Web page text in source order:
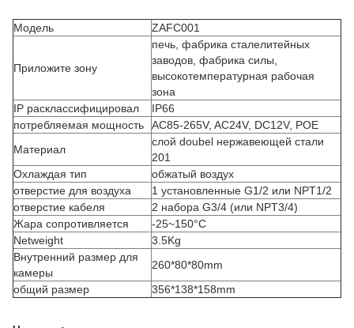
Модель ZAFC001
Приложите зону
печь, фабрика сталелитейных
заводов, фабрика силы,
высокотемпературная рабочая
зона
IP расклассифицировал
IP66
потребляемая мощность
AC85-265V, AC24V, DC12V, POE
Материал
слой doubel нержавеющей стали
201
Охлаждая тип
обжатый воздух
отверстие для воздуха
1 установленные G1/2 или NPT1/2
отверстие кабеля
2 набора G3/4 (или NPT3/4)
Жара сопротивляется
-25~150°C
Netweight
3.5Kg
Внутренний размер для
камеры
260*80*80mm
общий размер
356*138*158mm